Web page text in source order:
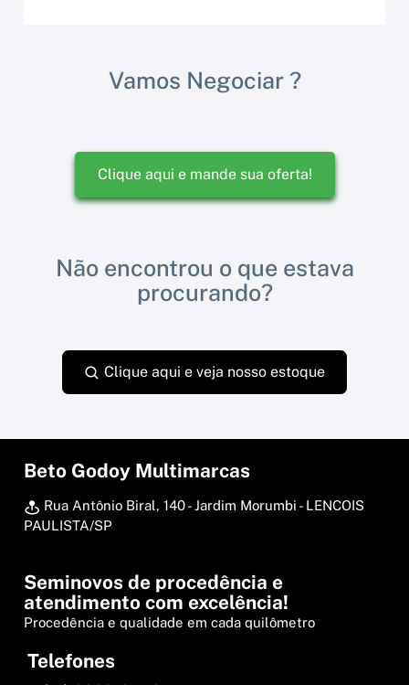
Vamos Negociar ?
Clique aqui e mande sua oferta!
Não encontrou o que estava
procurando?
Clique aqui e veja nosso estoque
Beto Godoy Multimarcas
Rua Antônio Biral, 140 - Jardim Morumbi - LENCOIS
PAULISTA/SP
Seminovos de procedência e
atendimento com excelência!
Procedência e qualidade em cada quilômetro
Telefones